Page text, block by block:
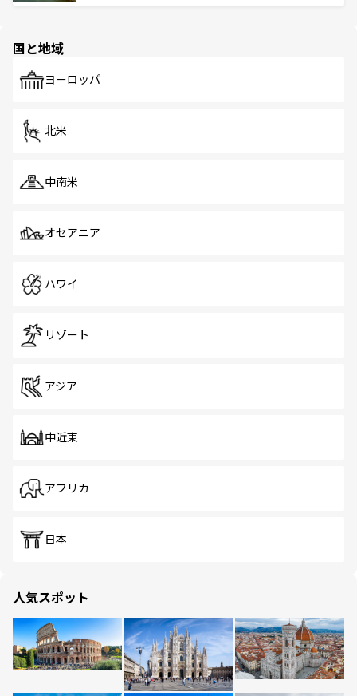
で、ホーカーズは地元の風情を楽しめる外せないスポット
国と地域
ヨーロッパ
北米
中南米
オセアニア
ハワイ
リゾート
アジア
中近東
アフリカ
日本
人気スポット